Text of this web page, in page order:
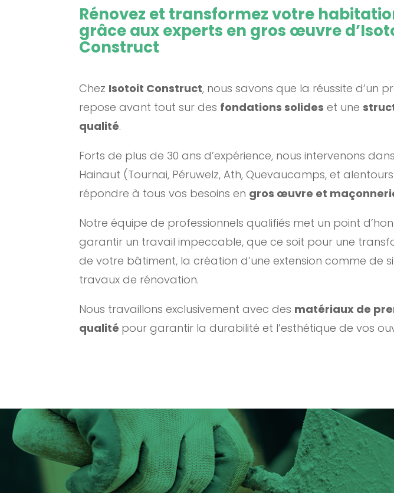
Rénovez et transformez votre
grâce aux experts en gros œuvre
Construct
Chez Isotoit Construct, nous savons que la réussite d’un
repose avant tout sur des fondations solides et une
qualité.
Forts de plus de 30 ans d’expérience, nous intervenons
Hainaut (Tournai, Péruwelz, Ath, Quevaucamps, et
répondre à tous vos besoins en gros œuvre et
Notre équipe de professionnels qualifiés met un point
garantir un travail impeccable, que ce soit pour une
de votre bâtiment, la création d’une extension comme de
travaux de rénovation.
Nous travaillons exclusivement avec des matériaux de
qualité pour garantir la durabilité et l’esthétique de vos